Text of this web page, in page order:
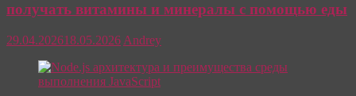
получать витамины и минералы с помощью еды
29.04.202618.05.2026 Andrey